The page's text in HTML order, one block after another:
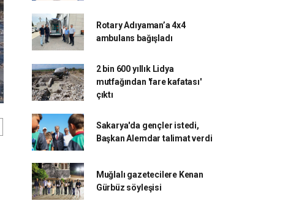
Rotary Adıyaman’a 4x4
ambulans bağışladı
2 bin 600 yıllık Lidya
mutfağından 'fare kafatası'
çıktı
Sakarya'da gençler istedi,
Başkan Alemdar talimat verdi
Muğlalı gazetecilere Kenan
Gürbüz söyleşisi